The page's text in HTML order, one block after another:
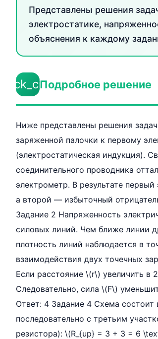
Представлены решения
электростатике,
объяснения к каждому
check_circleПодробное решение
Ниже представлены решения
заряженной палочки к первому
(электростатическая индукция).
соединительного проводника
электрометр. В результате
а второй — избыточный
Задание 2 Напряженность
силовых линий. Чем ближе линии
плотность линий наблюдается в
взаимодействия двух точечных
Если расстояние \(r\) увеличить в
Следовательно, сила \(F\)
Ответ: 4 Задание 4 Схема состоит
последовательно с третьим
резистора): \(R_{up} = 3 + 3 = 6